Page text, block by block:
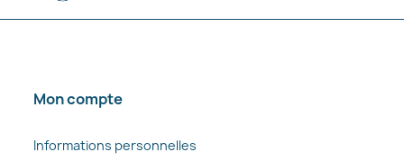
Mon compte
Informations personnelles